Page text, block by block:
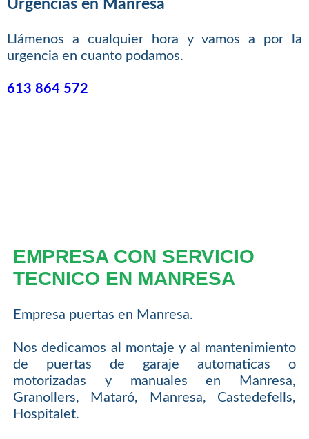
Urgencias en Manresa
Llámenos a cualquier hora y vamos a por la
urgencia en cuanto podamos.
613 864 572
EMPRESA CON SERVICIO
TECNICO EN MANRESA
Empresa puertas en Manresa.
Nos dedicamos al montaje y al mantenimiento
de puertas de garaje automaticas o
motorizadas y manuales en Manresa,
Granollers, Mataró, Manresa, Castedefells,
Hospitalet.